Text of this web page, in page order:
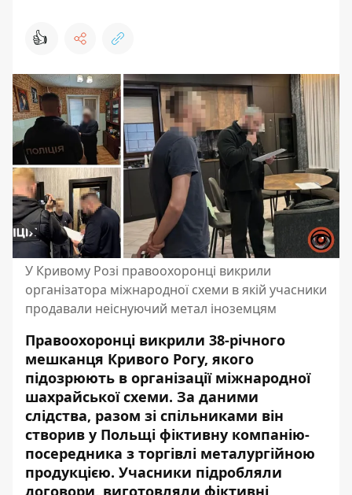
👍
У Кривому Розі правоохоронці викрили
організатора міжнародної схеми в якій учасники
продавали неіснуючий метал іноземцям
Правоохоронці викрили 38-річного
мешканця Кривого Рогу, якого
підозрюють в організації міжнародної
шахрайської схеми. За даними
слідства, разом зі спільниками він
створив у Польщі фіктивну компанію-
посередника з торгівлі металургійною
продукцією. Учасники підробляли
договори, виготовляли фіктивні